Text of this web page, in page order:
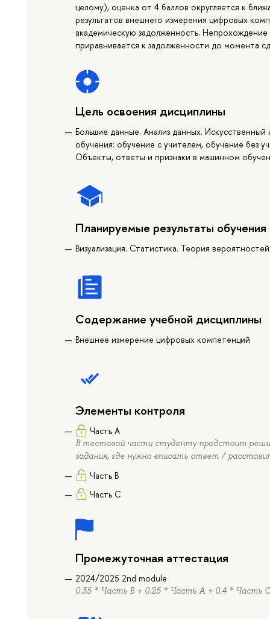
целому), оценка от 4 баллов округляется к
результатов внешнего измерения цифровых
академическую задолженность.
приравнивается к задолженности до момента
Цель освоения дисциплины
Большие данные. Анализ данных.
обучения: обучение с учителем, обучение без
Объекты, ответы и признаки в машинном
Планируемые результаты обучения
Визуализация. Статистика. Теория вероятностей
Содержание учебной дисциплины
Внешнее измерение цифровых компетенций
Элементы контроля
Часть А
В тестовой части студенту предстоит
задания, где нужно вписать ответ /
Часть B
Часть C
Промежуточная аттестация
2024/2025 2nd module
0.35 * Часть B + 0.25 * Часть А + 0.4 * Часть